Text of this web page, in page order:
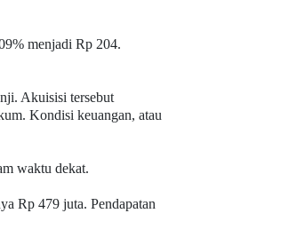
menjadi Rp 204.
Akuisisi tersebut
Kondisi keuangan, atau
waktu dekat.
Rp 479 juta. Pendapatan